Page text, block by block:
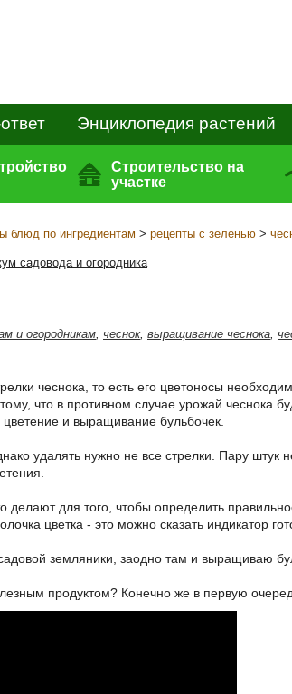
Энциклопедия растений
Строительство на
участке
блюд по ингредиентам > рецепты с зеленью >
садовода и огородника
и огородникам, чеснок, выращивание чеснока,
чеснока, то есть его цветоносы
что в противном случае урожай чеснока
цветение и выращивание бульбочек.
удалять нужно не все стрелки. Пару штук
делают для того, чтобы определить
цветка - это можно сказать индикатор
земляники, заодно там и выращиваю
продуктом? Конечно же в первую